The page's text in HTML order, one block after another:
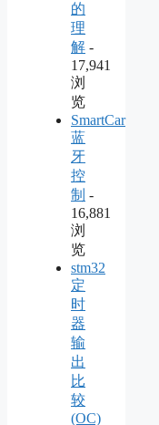
的
理
解 -
17,941
浏
览
SmartCar
蓝
牙
控
制 -
16,881
浏
览
stm32
定
时
器
输
出
比
较
(OC)